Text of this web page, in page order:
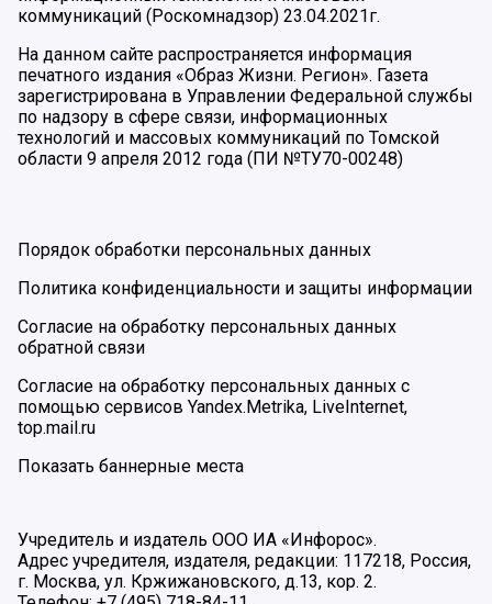
коммуникаций (Роскомнадзор) 23.04.2021г.
На данном сайте распространяется информация
печатного издания «Образ Жизни. Регион». Газета
зарегистрирована в Управлении Федеральной службы
по надзору в сфере связи, информационных
технологий и массовых коммуникаций по Томской
области 9 апреля 2012 года (ПИ №ТУ70-00248)
Порядок обработки персональных данных
Политика конфиденциальности и защиты информации
Согласие на обработку персональных данных
обратной связи
Согласие на обработку персональных данных с
помощью сервисов Yandex.Metrika, LiveInternet,
top.mail.ru
Показать баннерные места
Учредитель и издатель ООО ИА «Инфорос».
Адрес учредителя, издателя, редакции: 117218, Россия,
г. Москва, ул. Кржижановского, д.13, кор. 2.